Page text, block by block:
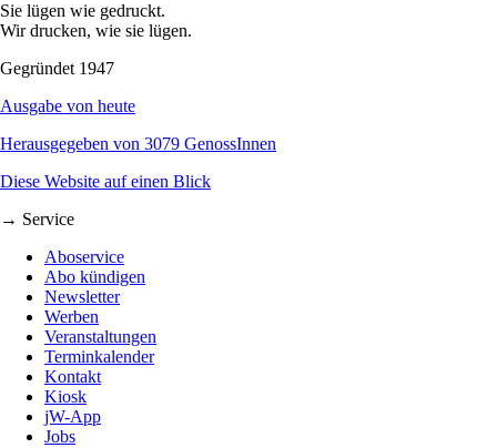
Sie lügen wie gedruckt.
Wir drucken, wie sie lügen.
Gegründet 1947
Ausgabe von heute
Herausgegeben von 3079 GenossInnen
Diese Website auf einen Blick
→ Service
Aboservice
Abo kündigen
Newsletter
Werben
Veranstaltungen
Terminkalender
Kontakt
Kiosk
jW-App
Jobs